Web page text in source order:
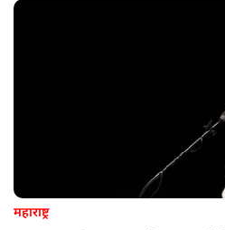
नेता या सांसद क्यों न हो, यदि वह राज्य
महाराष्ट्र